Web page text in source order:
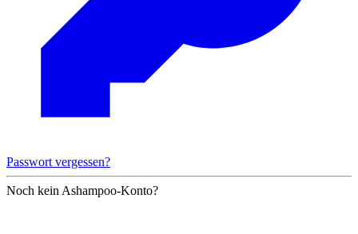
Passwort vergessen?
Noch kein Ashampoo-Konto?